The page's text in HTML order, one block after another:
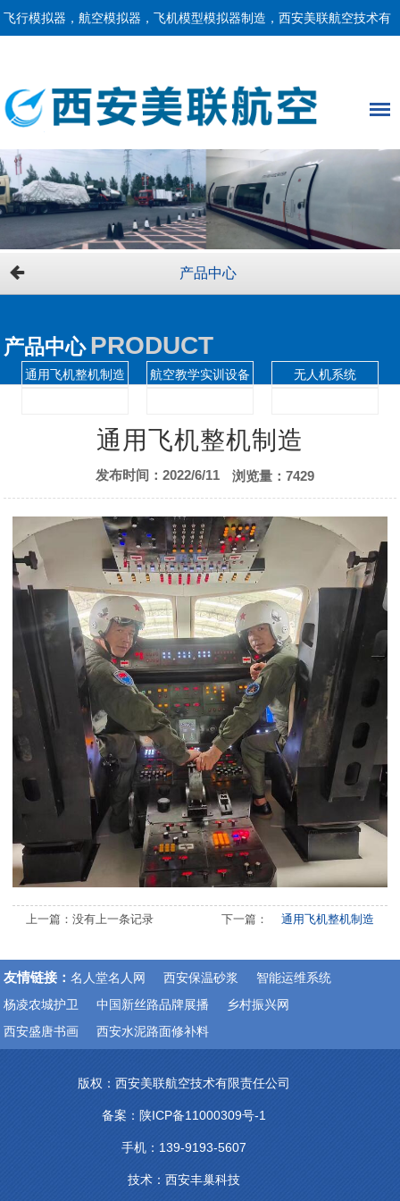
飞行模拟器，航空模拟器，飞机模型模拟器制造，西安美联航空技术有
产品中心
产品中心 PRODUCT
通用飞机整机制造 航空教学实训设备
无人机系统
通用飞机整机制造
发布时间：2022/6/11 浏览量：7429
上一篇：没有上一条记录 下一篇： 通用飞机整机制造
友情链接：名人堂名人网 西安保温砂浆
智能运维系统
杨凌农城护卫
中国新丝路品牌展播
乡村振兴网
西安盛唐书画
西安水泥路面修补料
版权：西安美联航空技术有限责任公司
备案：陕ICP备11000309号-1
手机：139-9193-5607
技术：西安丰巢科技